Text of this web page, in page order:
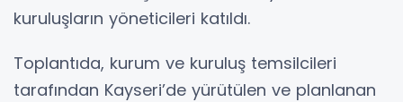
kuruluşların yöneticileri katıldı.
Toplantıda, kurum ve kuruluş temsilcileri
tarafından Kayseri’de yürütülen ve planlanan